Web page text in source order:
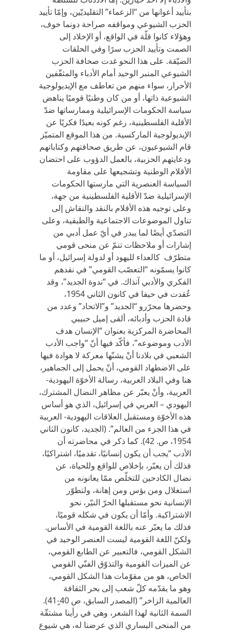
بتأييد أعوانها من “الزعماء” التقليديّين، وإمّا تأييد
الحزب الشيوعي ومواقفه صراحة دونما خوف،
وهؤلاء كانوا قلّة في الواقع، أو الإخلاد إلى
الصمت وتأييد الحزب سرًا وفي الحلقات
الضيّقة. على هذا النحو غدت صحافة الحزب
الشيوعي المنبر الوحيد أمام الأدباء والمثقّفين
الأحرار، سواء منهم من تعاطف مع الإيديولوجية
الشيوعية ذاتها، أو من كان وطنيًا قوميًا يناهض
سياسة الحكومات الإسرائيلية وممارساتها ضدّ
الأقلية الفلسطينية، رغم كونه بعيدًا فكريًا عن
الإيديولوجية الماركسية. من هذا الموقع المتميّز
قام الشيوعيون، عن طريق صحافتهم وكتاباتهم
ودعايتهم الحزبية، بالعمل الدؤوب على احتضان
الأقلام الوطنية وتشجيعها على مقاومة
السياسة العنصرية التي مارستها الحكومات
الإسرائيلية ضدّ الأقلية الفلسطينية من جهة،
وعلى توجيه هذه الأقلام بالنقد والنقاش إلى
تناول الموضوعات الاجتماعية والطبقية، وعلى
التصدّي أيضًا لما يبدر في أيّ عمل أدبي من
إشارات أو ملاحظات تنمّ عن منحى قومي
متطرّف كالعداء لليهود أو لدولة إسرائيل، أو ما
كانوا يسمّونه “التعصّب القومي” في نقدهم
الفكري والأدبي آنذاك. في “ندوة الجديد”، وقد
عُقدت في حيفا في كانون الثاني 1954،
وحضرها محرّرو “الجديد” و”الاتحاد” وعدد من
قادة الحزب وأدبائه، ألقى إميل حبيبي
المحاضرة المركزية بعنوان “الإنسان هدف
الأدب وموضوعه”، فأكّد فيها أنّ “واجب الأدب
الشعبي في بلادنا أنْ يشنّها معركة لا هوادة فيها
على الاضطهاد القومي، أنْ يحمل إلى الجماهير،
هنا وفي البلاد العربية، رسالة الأخوّة اليهودية-
العربية، وأنْ يعبّر عن مظاهر النضال المشترك،
اليهودي – العربي في إسرائيل، الذي هو أساس
هذه الأخوّة ومستقبل العلاقات اليهودية- العربية
في هذا الجزء من العالم”. (الجديد، كانون الثاني
1954، ص. 42). كما ذكر في محاضرته أن
الأدب “يجب أن يكون إنسانيًا، تقدميًا، اشتراكيًا،
فذلك أن يعبّر، بإخلاص للواقع وللحياة، عن
نضال الكادحين للتخلّص ممّا يعانونه من
استغلال ومن بؤس ومن إهانة، ولتطوّر
الإنسانية نحو مستقبلها الحرّ النيّر، نحو
الاشتراكية. وأمّا أن يكون في شكله قوميًا،
فذلك ما يعبّر عنه باللغة القومية في الأساس.
ولكنّ اللغة القومية ليست العنصر الوحيد في
الشكل القومي، فالتعبير عن الطابع القومي،
عن الميزات القومية والتذوّق الفنّي القومي
الخاص، هو من مقوّمات هذا الشكل القومي،
وهو ما يقدّمه كلّ شعب إلى بحر الثقافة
العالمية الزاخر” (المصدر السابق، ص 40-ٍ41).
السمة الثانية لهذا الشعر، وهي في رأينا مشتقّة
من المنحى اليساري الذي عرضنا له، هي شيوع